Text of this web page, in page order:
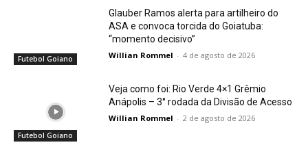
Futebol Goiano
Glauber Ramos alerta para artilheiro do
ASA e convoca torcida do Goiatuba:
“momento decisivo”
Willian Rommel - 4 de agosto de 2026
Futebol Goiano
Veja como foi: Rio Verde 4×1 Grêmio
Anápolis – 3° rodada da Divisão de Acesso
Willian Rommel - 2 de agosto de 2026